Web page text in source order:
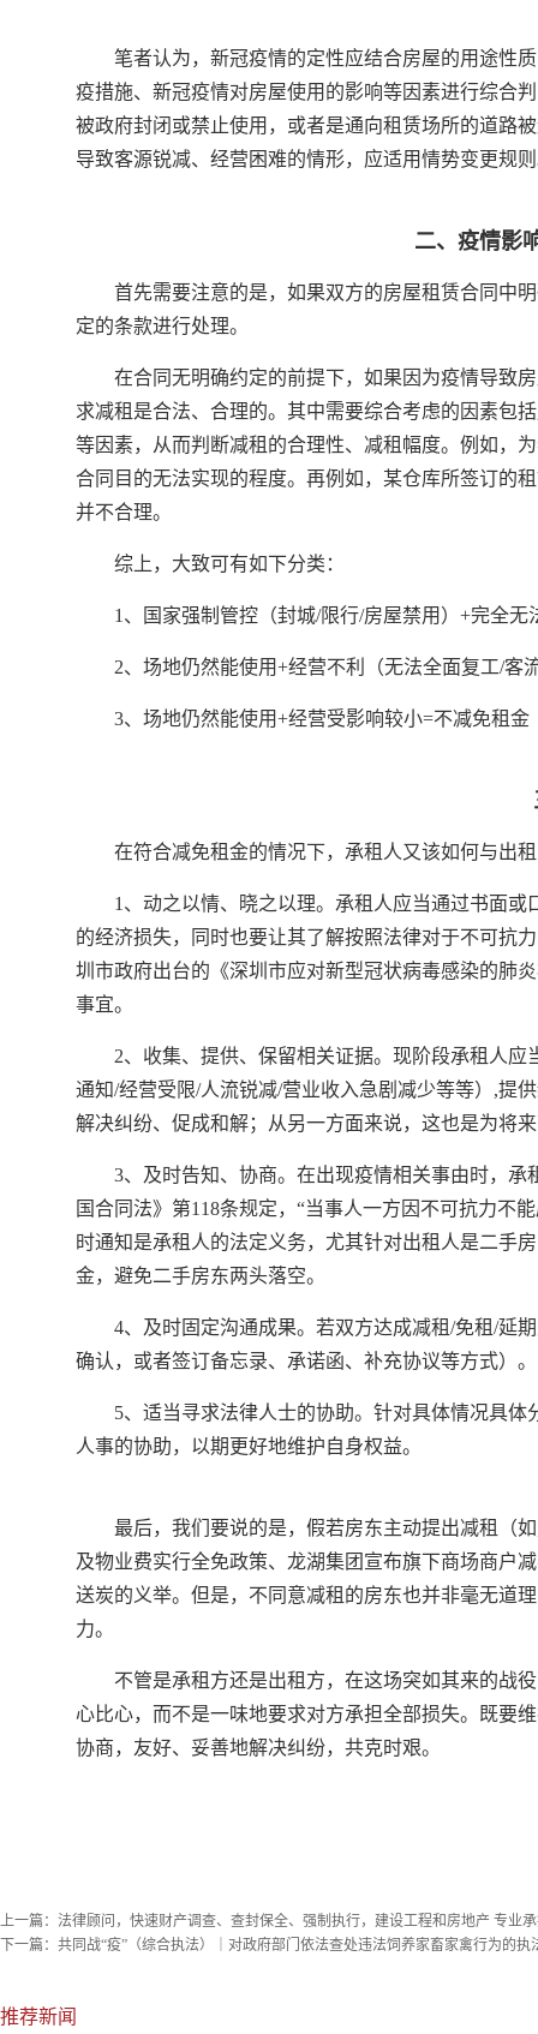
笔者认为，新冠疫情的定性应结合房屋的用途性
疫措施、新冠疫情对房屋使用的影响等因素进行综合
被政府封闭或禁止使用，或者是通向租赁场所的道路
导致客源锐减、经营困难的情形，应适用情势变更规
二、疫情影
首先需要注意的是，如果双方的房屋租赁合同中
定的条款进行处理。
在合同无明确约定的前提下，如果因为疫情导致
求减租是合法、合理的。其中需要综合考虑的因素包
等因素，从而判断减租的合理性、减租幅度。例如，
合同目的无法实现的程度。再例如，某仓库所签订的
并不合理。
综上，大致可有如下分类：
1、国家强制管控（封城/限行/房屋禁用）+完全无
2、场地仍然能使用+经营不利（无法全面复工/客
3、场地仍然能使用+经营受影响较小=不减免租金
在符合减免租金的情况下，承租人又该如何与出
1、动之以情、晓之以理。承租人应当通过书面
的经济损失，同时也要让其了解按照法律对于不可抗
圳市政府出台的《深圳市应对新型冠状病毒感染的肺
事宜。
2、收集、提供、保留相关证据。现阶段承租人
通知/经营受限/人流锐减/营业收入急剧减少等等）,提
解决纠纷、促成和解；从另一方面来说，这也是为将
3、及时告知、协商。在出现疫情相关事由时，
国合同法》第118条规定，“当事人一方因不可抗力不
时通知是承租人的法定义务，尤其针对出租人是二手
金，避免二手房东两头落空。
4、及时固定沟通成果。若双方达成减租/免租/延
确认，或者签订备忘录、承诺函、补充协议等方式）。
5、适当寻求法律人士的协助。针对具体情况具
人事的协助，以期更好地维护自身权益。
最后，我们要说的是，假若房东主动提出减租（
及物业费实行全免政策、龙湖集团宣布旗下商场商户
送炭的义举。但是，不同意减租的房东也并非毫无道
力。
不管是承租方还是出租方，在这场突如其来的战
心比心，而不是一味地要求对方承担全部损失。既要
协商，友好、妥善地解决纠纷，共克时艰。
上一篇： 法律顾问，快速财产调查、查封保全、强制执行，建设工程和房地产 专业
下一篇： 共同战“疫”（综合执法）｜对政府部门依法查处违法饲养家畜家禽行为的执
推荐新闻